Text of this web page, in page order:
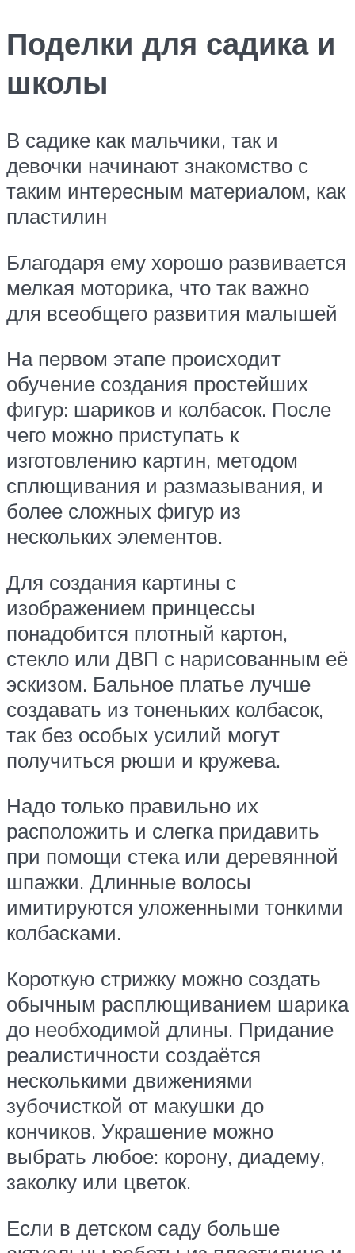
Поделки для садика и
школы
В садике как мальчики, так и
девочки начинают знакомство с
таким интересным материалом, как
пластилин
Благодаря ему хорошо развивается
мелкая моторика, что так важно
для всеобщего развития малышей
На первом этапе происходит
обучение создания простейших
фигур: шариков и колбасок. После
чего можно приступать к
изготовлению картин, методом
сплющивания и размазывания, и
более сложных фигур из
нескольких элементов.
Для создания картины с
изображением принцессы
понадобится плотный картон,
стекло или ДВП с нарисованным её
эскизом. Бальное платье лучше
создавать из тоненьких колбасок,
так без особых усилий могут
получиться рюши и кружева.
Надо только правильно их
расположить и слегка придавить
при помощи стека или деревянной
шпажки. Длинные волосы
имитируются уложенными тонкими
колбасками.
Короткую стрижку можно создать
обычным расплющиванием шарика
до необходимой длины. Придание
реалистичности создаётся
несколькими движениями
зубочисткой от макушки до
кончиков. Украшение можно
выбрать любое: корону, диадему,
заколку или цветок.
Если в детском саду больше